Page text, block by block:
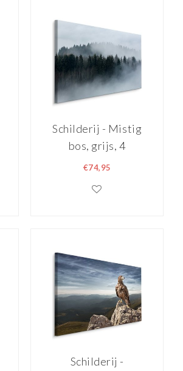
Schilderij - Mistig
bos, grijs, 4
maten,
€74,95
Schilderij -